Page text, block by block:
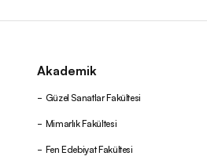
Akademik
Güzel Sanatlar Fakültesi
Mimarlık Fakültesi
Fen Edebiyat Fakültesi